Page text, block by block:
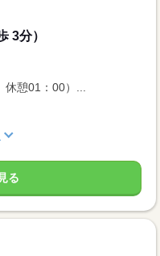
3分）
憩01：00）...
る